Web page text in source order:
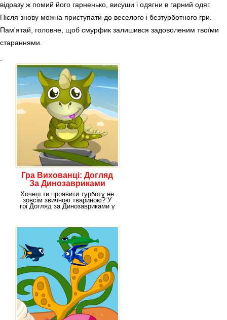
відразу ж помий його гарненько, висуши і одягни в гарний одяг.
Після знову можна приступати до веселого і безтурботного гри.
Пам'ятай, головне, щоб смурфик залишився задоволеним твоїми
стараннями.
Гра Вихованці: Догляд
За Динозавриками
Хочеш ти проявити турботу не
зовсім звичною твариною? У
грі Догляд за Динозавриками у